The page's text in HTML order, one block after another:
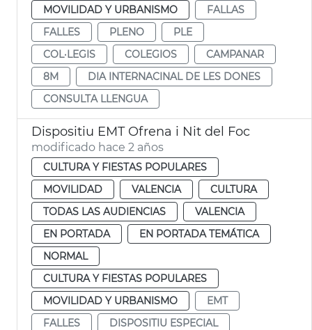
MOVILIDAD Y URBANISMO
FALLAS
FALLES
PLENO
PLE
COL·LEGIS
COLEGIOS
CAMPANAR
8M
DIA INTERNACINAL DE LES DONES
CONSULTA LLENGUA
Dispositiu EMT Ofrena i Nit del Foc
modificado hace 2 años
CULTURA Y FIESTAS POPULARES
MOVILIDAD
VALENCIA
CULTURA
TODAS LAS AUDIENCIAS
VALENCIA
EN PORTADA
EN PORTADA TEMÁTICA
NORMAL
CULTURA Y FIESTAS POPULARES
MOVILIDAD Y URBANISMO
EMT
FALLES
DISPOSITIU ESPECIAL